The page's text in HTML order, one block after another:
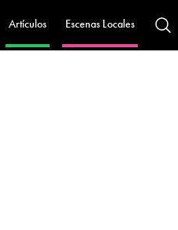
Artículos Escenas Locales